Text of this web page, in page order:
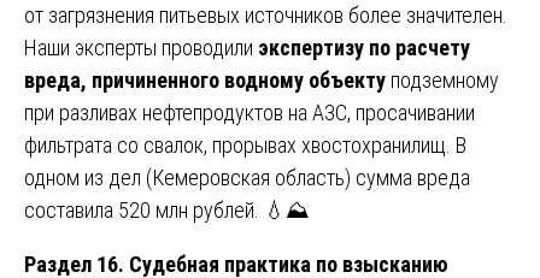
от загрязнения питьевых источников более значителен.
Наши эксперты проводили экспертизу по расчету
вреда, причиненного водному объекту подземному
при разливах нефтепродуктов на АЗС, просачивании
фильтрата со свалок, прорывах хвостохранилищ. В
одном из дел (Кемеровская область) сумма вреда
составила 520 млн рублей. 💧⛰️
Раздел 16. Судебная практика по взысканию